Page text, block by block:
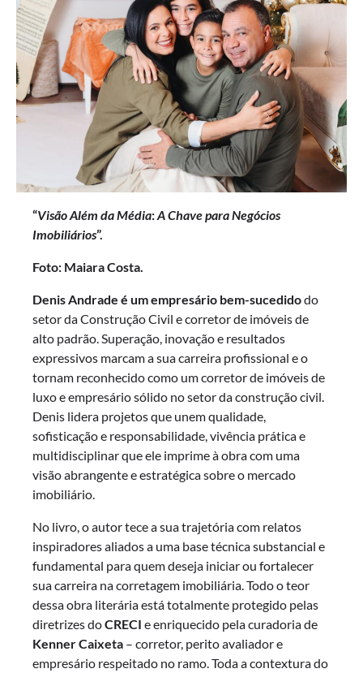
“Visão Além da Média:A Chave para Negócios
Imobiliários”.
Foto: Maiara Costa.
Denis Andrade é um empresário bem-sucedidodo
setor da Construção Civil e corretor de imóveis de
alto padrão. Superação, inovação e resultados
expressivos marcam a sua carreira profissional e o
tornam reconhecido como um corretor de imóveis de
luxo e empresário sólido no setor da construção civil.
Denis lidera projetos que unem qualidade,
sofisticação e responsabilidade, vivência prática e
multidisciplinar que ele imprime à obra com uma
visão abrangente e estratégica sobre o mercado
imobiliário.
No livro, o autor tece a sua trajetória com relatos
inspiradores aliados a uma base técnica substancial e
fundamental para quem deseja iniciar ou fortalecer
sua carreira na corretagem imobiliária. Todo o teor
dessa obra literária está totalmente protegido pelas
diretrizes doCRECI e enriquecido pela curadoria de
Kenner Caixeta – corretor, perito avaliador e
empresário respeitado no ramo. Toda a contextura do